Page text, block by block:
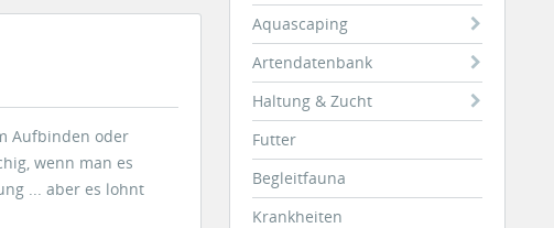
Aquascaping
Artendatenbank
Haltung & Zucht
Futter
Begleitfauna
Krankheiten
Aufbinden oder
wenn man es
... aber es lohnt